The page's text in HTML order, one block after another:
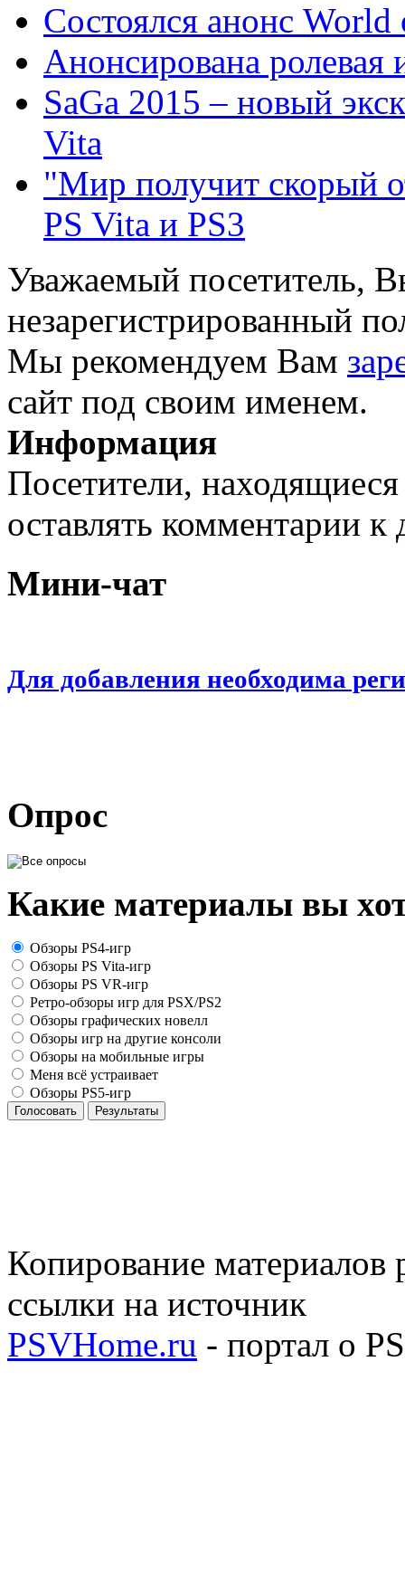
Состоялся анонс
Анонсирована ролевая
SaGa 2015 – новый
Vita
"Мир получит скорый
PS Vita и PS3
Уважаемый посетитель,
незарегистрированный
Мы рекомендуем Вам
сайт под своим именем.
Информация
Посетители,
оставлять комментарии
Мини-чат
Для добавления необходима
Опрос
Какие материалы вы
Обзоры PS4-игр
Обзоры PS Vita-игр
Обзоры PS VR-игр
Ретро-обзоры игр для PSX/PS2
Обзоры графических новелл
Обзоры игр на другие консоли
Обзоры на мобильные игры
Меня всё устраивает
Обзоры PS5-игр
Голосовать Результаты
Копирование материалов
ссылки на источник
PSVHome.ru - портал о